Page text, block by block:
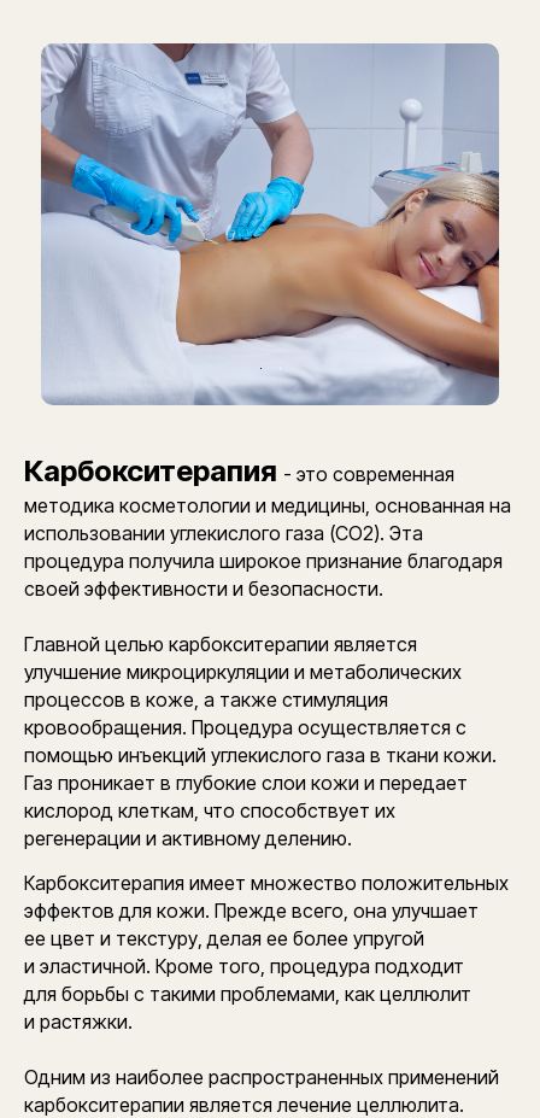
Карбокситерапия - это современная
методика косметологии и медицины, основанная на
использовании углекислого газа (CO2). Эта
процедура получила широкое признание благодаря
своей эффективности и безопасности.
Главной целью карбокситерапии является
улучшение микроциркуляции и метаболических
процессов в коже, а также стимуляция
кровообращения. Процедура осуществляется с
помощью инъекций углекислого газа в ткани кожи.
Газ проникает в глубокие слои кожи и передает
кислород клеткам, что способствует их
регенерации и активному делению.
Карбокситерапия имеет множество положительных
эффектов для кожи. Прежде всего, она улучшает
ее цвет и текстуру, делая ее более упругой
и эластичной. Кроме того, процедура подходит
для борьбы с такими проблемами, как целлюлит
и растяжки.
Одним из наиболее распространенных применений
карбокситерапии является лечение целлюлита.